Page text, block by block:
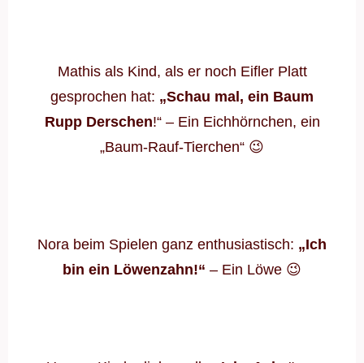
Mathis als Kind, als er noch Eifler Platt
gesprochen hat: „Schau mal, ein Baum
Rupp Derschen!“ – Ein Eichhörnchen, ein
„Baum-Rauf-Tierchen“ 😉
Nora beim Spielen ganz enthusiastisch: „Ich
bin ein Löwenzahn!“ – Ein Löwe 😉